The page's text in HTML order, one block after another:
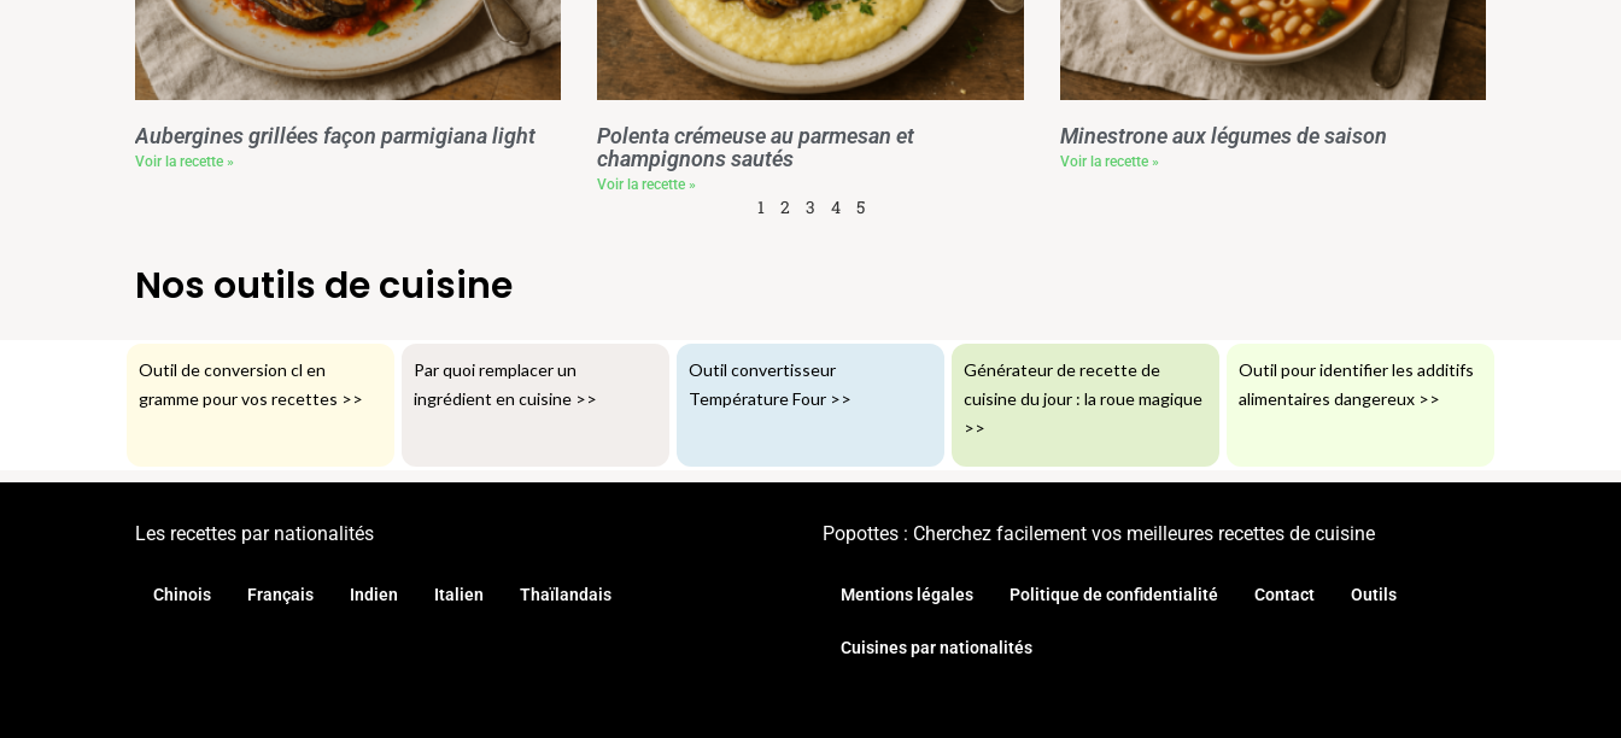
Aubergines grillées façon parmigiana light
Voir la recette »
Polenta crémeuse au parmesan et
champignons sautés
Voir la recette »
Minestrone aux légumes de saison
Voir la recette »
1 2 3 4 5
Nos outils de cuisine
Outil de conversion cl en
gramme pour vos recettes >>
Par quoi remplacer un
ingrédient en cuisine >>
Outil convertisseur
Température Four >>
Générateur de recette de
cuisine du jour : la roue magique
>>
Outil pour identifier les additifs
alimentaires dangereux >>
Les recettes par nationalités
Chinois Français Indien Italien Thaïlandais
Popottes : Cherchez facilement vos meilleures recettes de cuisine
Mentions légales Politique de confidentialité Contact Outils
Cuisines par nationalités